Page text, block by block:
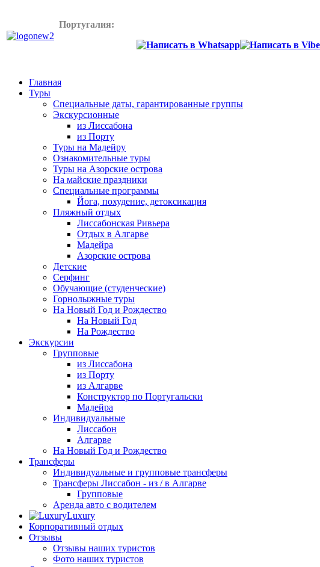
Португалия:
Главная
Туры
Специальные даты, гарантированные группы
Экскурсионные
из Лиссабона
из Порту
Туры на Мадейру
Ознакомительные туры
Туры на Азорские острова
На майские праздники
Специальные программы
Йога, похудение, детоксикация
Пляжный отдых
Лиссабонская Ривьера
Отдых в Алгарве
Мадейра
Азорские острова
Детские
Серфинг
Обучающие (студенческие)
Горнолыжные туры
На Новый Год и Рождество
На Новый Год
На Рождество
Экскурсии
Групповые
из Лиссабона
из Порту
из Алгарве
Конструктор по Португальски
Мадейра
Индивидуальные
Лиссабон
Алгарве
На Новый Год и Рождество
Трансферы
Индивидуальные и групповые трансферы
Трансферы Лиссабон - из / в Алгарве
Групповые
Аренда авто с водителем
Luxury
Корпоративный отдых
Отзывы
Отзывы наших туристов
Фото наших туристов